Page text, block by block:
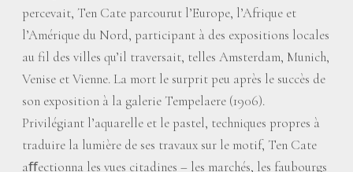
percevait, Ten Cate parcourut l’Europe, l’Afrique et
l’Amérique du Nord, participant à des expositions locales
au fil des villes qu’il traversait, telles Amsterdam, Munich,
Venise et Vienne. La mort le surprit peu après le succès de
son exposition à la galerie Tempelaere (1906).
Privilégiant l’aquarelle et le pastel, techniques propres à
traduire la lumière de ses travaux sur le motif, Ten Cate
aﬀectionna les vues citadines – les marchés, les faubourgs